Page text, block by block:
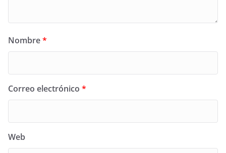
Nombre*
Correo electrónico *
Web